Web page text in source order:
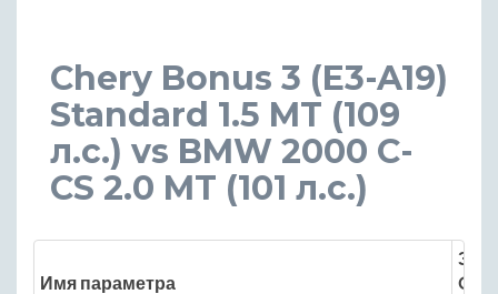
Chery Bonus 3 (E3-A19)
Standard 1.5 MT (109
л.с.) vs BMW 2000 C-
CS 2.0 MT (101 л.с.)
Имя параметра